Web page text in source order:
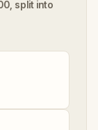
split into